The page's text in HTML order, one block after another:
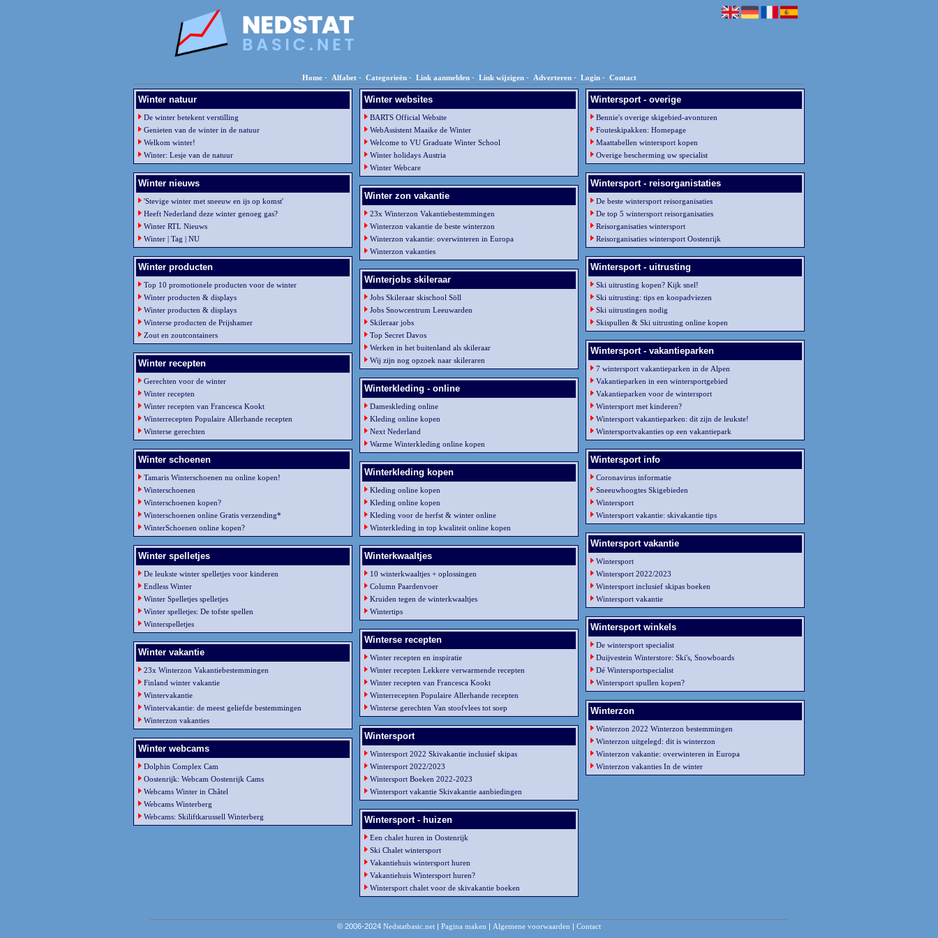
Home - Alfabet - Categorieën - Link aanmelden - Link wijzigen - Adverteren - Login - Contact
Winter natuur
De winter betekent verstilling
Genieten van de winter in de natuur
Welkom winter!
Winter: Lesje van de natuur
Winter nieuws
'Stevige winter met sneeuw en ijs op komst'
Heeft Nederland deze winter genoeg gas?
Winter RTL Nieuws
Winter | Tag | NU
Winter producten
Top 10 promotionele producten voor de winter
Winter producten & displays
Winter producten & displays
Winterse producten de Prijshamer
Zout en zoutcontainers
Winter recepten
Gerechten voor de winter
Winter recepten
Winter recepten van Francesca Kookt
Winterrecepten Populaire Allerhande recepten
Winterse gerechten
Winter schoenen
Tamaris Winterschoenen nu online kopen!
Winterschoenen
Winterschoenen kopen?
Winterschoenen online Gratis verzending*
WinterSchoenen online kopen?
Winter spelletjes
De leukste winter spelletjes voor kinderen
Endless Winter
Winter Spelletjes spelletjes
Winter spelletjes: De tofste spellen
Winterspelletjes
Winter vakantie
23x Winterzon Vakantiebestemmingen
Finland winter vakantie
Wintervakantie
Wintervakantie: de meest geliefde bestemmingen
Winterzon vakanties
Winter webcams
Dolphin Complex Cam
Oostenrijk: Webcam Oostenrijk Cams
Webcams Winter in Châtel
Webcams Winterberg
Webcams: Skiliftkarussell Winterberg
Winter websites
BARTS Official Website
WebAssistent Maaike de Winter
Welcome to VU Graduate Winter School
Winter holidays Austria
Winter Webcare
Winter zon vakantie
23x Winterzon Vakantiebestemmingen
Winterzon vakantie de beste winterzon
Winterzon vakantie: overwinteren in Europa
Winterzon vakanties
Winterjobs skileraar
Jobs Skileraar skischool Söll
Jobs Snowcentrum Leeuwarden
Skileraar jobs
Top Secret Davos
Werken in het buitenland als skileraar
Wij zijn nog opzoek naar skileraren
Winterkleding - online
Dameskleding online
Kleding online kopen
Next Nederland
Warme Winterkleding online kopen
Winterkleding kopen
Kleding online kopen
Kleding online kopen
Kleding voor de herfst & winter online
Winterkleding in top kwaliteit online kopen
Winterkwaaltjes
10 winterkwaaltjes + oplossingen
Column Paardenvoer
Kruiden tegen de winterkwaaltjes
Wintertips
Winterse recepten
Winter recepten en inspiratie
Winter recepten Lekkere verwarmende recepten
Winter recepten van Francesca Kookt
Winterrecepten Populaire Allerhande recepten
Winterse gerechten Van stoofvlees tot soep
Wintersport
Wintersport 2022 Skivakantie inclusief skipas
Wintersport 2022/2023
Wintersport Boeken 2022-2023
Wintersport vakantie Skivakantie aanbiedingen
Wintersport - huizen
Een chalet huren in Oostenrijk
Ski Chalet wintersport
Vakantiehuis wintersport huren
Vakantiehuis Wintersport huren?
Wintersport chalet voor de skivakantie boeken
Wintersport - overige
Bennie's overige skigebied-avonturen
Fouteskipakken: Homepage
Maattabellen wintersport kopen
Overige bescherming uw specialist
Wintersport - reisorganistaties
De beste wintersport reisorganisaties
De top 5 wintersport reisorganisaties
Reisorganisaties wintersport
Reisorganisaties wintersport Oostenrijk
Wintersport - uitrusting
Ski uitrusting kopen? Kijk snel!
Ski uitrusting: tips en koopadviezen
Ski uitrustingen nodig
Skispullen & Ski uitrusting online kopen
Wintersport - vakantieparken
7 wintersport vakantieparken in de Alpen
Vakantieparken in een wintersportgebied
Vakantieparken voor de wintersport
Wintersport met kinderen?
Wintersport vakantieparken: dit zijn de leukste!
Wintersportvakanties op een vakantiepark
Wintersport info
Coronavirus informatie
Sneeuwhoogtes Skigebieden
Wintersport
Wintersport vakantie: skivakantie tips
Wintersport vakantie
Wintersport
Wintersport 2022/2023
Wintersport inclusief skipas boeken
Wintersport vakantie
Wintersport winkels
De wintersport specialist
Duijvestein Winterstore: Ski's, Snowboards
Dé Wintersportspecialist
Wintersport spullen kopen?
Winterzon
Winterzon 2022 Winterzon bestemmingen
Winterzon uitgelegd: dit is winterzon
Winterzon vakantie: overwinteren in Europa
Winterzon vakanties In de winter
© 2006-2024 Nedstatbasic.net| Pagina maken | Algemene voorwaarden | Contact